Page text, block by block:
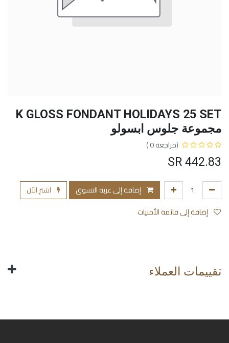
K GLOSS FONDANT HOLIDAYS 25 SET
مجموعة جلوس ابسولو
(مراجعة 0 )
442.83
إضافة إلى عربة التسوق
اشترِ الآن
تقييمات العملاء